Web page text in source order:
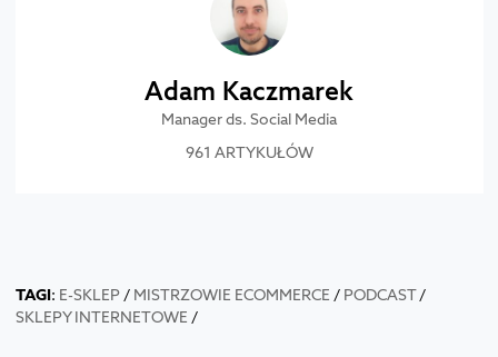
Adam Kaczmarek
Manager ds. Social Media
961 ARTYKUŁÓW
TAGI: E-SKLEP/ MISTRZOWIE ECOMMERCE / PODCAST/
SKLEPY INTERNETOWE /